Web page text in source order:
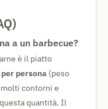
a un barbecue?
è il piatto
persona (peso
contorni e
quantità. Il